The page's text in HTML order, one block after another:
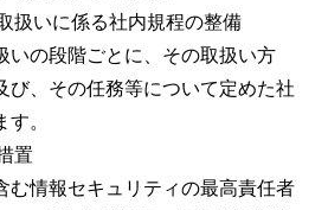
扱いに係る社内規程の整備
いの段階ごとに、その取扱い方
び、その任務等について定めた社
。
置
む情報セキュリティの最高責任者